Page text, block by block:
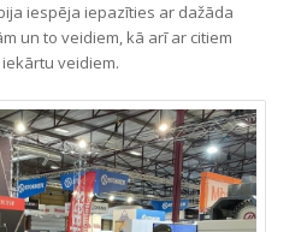
iespēja iepazīties ar dažāda
un to veidiem, kā arī ar citiem
veidiem.